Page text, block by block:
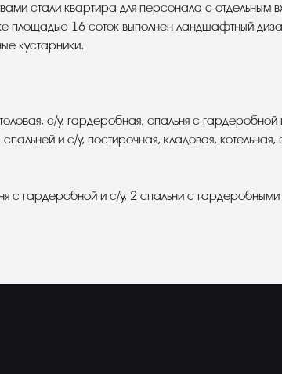
стали квартира для персонала с отдельным
площадью 16 соток выполнен ландшафтный
кустарники.
с/у, гардеробная, спальня с гардеробной
и с/у, постирочная, кладовая,
с гардеробной и с/у, 2 спальни с гардеробными